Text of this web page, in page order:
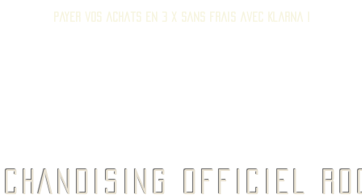
Payer vos achats en 3 x sans frais avec Klarna !
OFFICIEL